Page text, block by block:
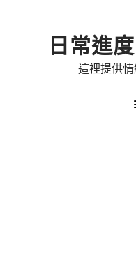
日常進
這裡提供